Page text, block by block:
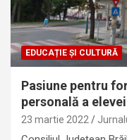
EDUCAȚIE ȘI CULTURĂ
Pasiune pentru
personală a
23 martie 2022